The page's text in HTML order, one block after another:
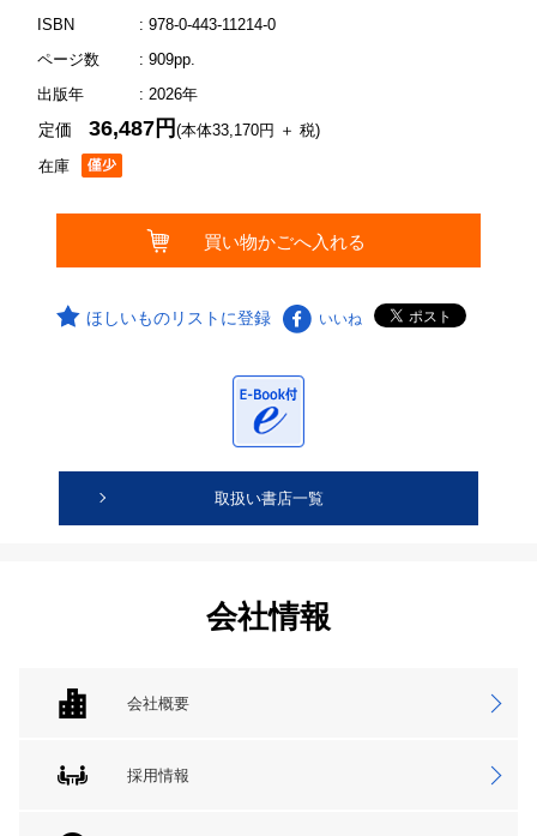
ISBN
: 978-0-443-11214-0
ページ数
: 909pp.
出版年
: 2026年
在庫
定価36,487円(本体33,170円 ＋ 税)
ほしいものリストに登録 いいね
取扱い書店一覧
会社情報
会社概要
採用情報